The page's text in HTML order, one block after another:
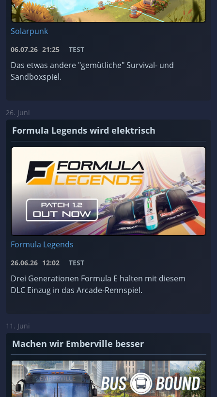
Solarpunk
06.07.26 21:25 TEST
Das etwas andere "gemütliche" Survival- und
Sandboxspiel.
26. Juni
Formula Legends wird elektrisch
Formula Legends
26.06.26 12:02 TEST
Drei Generationen Formula E halten mit diesem
DLC Einzug in das Arcade-Rennspiel.
11. Juni
Machen wir Emberville besser